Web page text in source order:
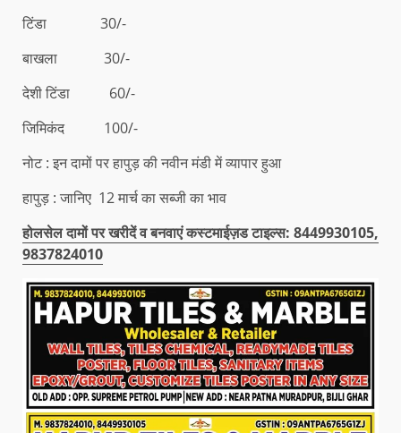
टिंडा 30/-
बाखला 30/-
देशी टिंडा 60/-
जिमिकंद 100/-
नोट : इन दामों पर हापुड़ की नवीन मंडी में व्यापार हुआ
हापुड़ : जानिए 12 मार्च का सब्जी का भाव
होलसेल दामों पर खरीदें व बनवाएं कस्टमाईज़ड टाइल्स: 8449930105,
9837824010